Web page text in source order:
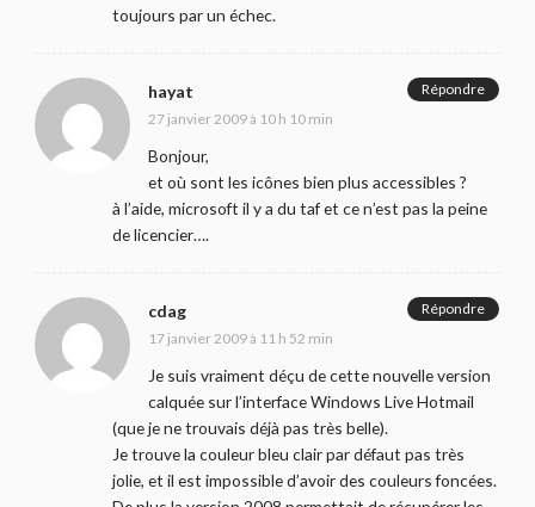
toujours par un échec.
hayat
27 janvier 2009 à 10 h 10 min
Bonjour,
et où sont les icônes bien plus accessibles ?
à l’aide, microsoft il y a du taf et ce n’est pas la peine
de licencier….
Répondre
cdag
17 janvier 2009 à 11 h 52 min
Je suis vraiment déçu de cette nouvelle version
calquée sur l’interface Windows Live Hotmail
(que je ne trouvais déjà pas très belle).
Je trouve la couleur bleu clair par défaut pas très
jolie, et il est impossible d’avoir des couleurs foncées.
Répondre